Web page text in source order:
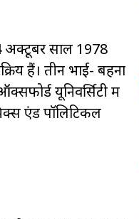
अक्टूबर साल 1978
हैं। तीन भाई- बहनों
यूनिवर्सिटी में
एंड पॉलिटिकल